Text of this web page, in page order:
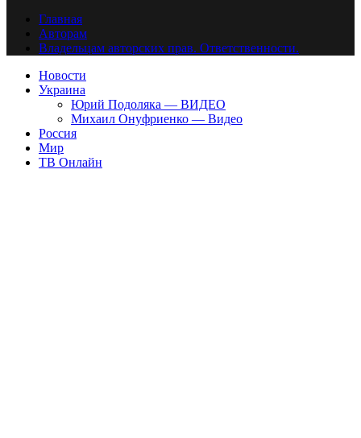
Главная
Авторам
Владельцам авторских прав. Ответственности.
Новости
Украина
Юрий Подоляка — ВИДЕО
Михаил Онуфриенко — Видео
Россия
Мир
ТВ Онлайн